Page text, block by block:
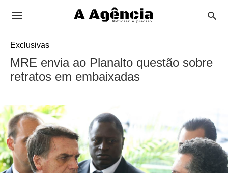
Exclusivas
MRE envia ao Planalto questão sobre
retratos em embaixadas